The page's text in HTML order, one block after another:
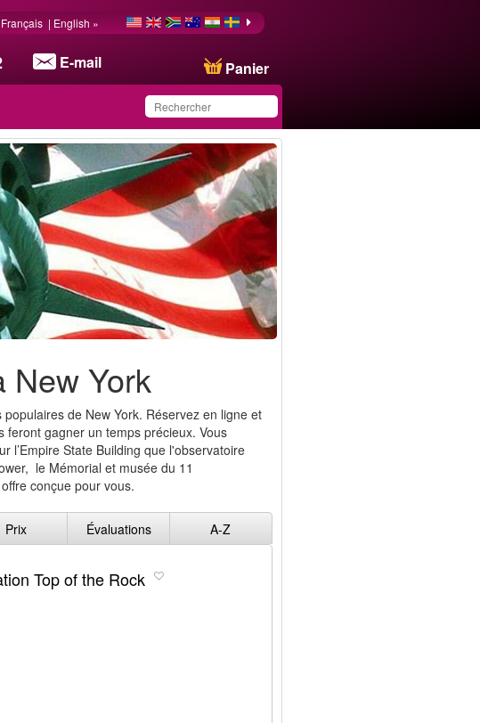
E-mail Panier
Français | English »
Ce produit a été
sauvegardé dans votre
liste.
New York
de New York. Réservez en ligne et
feront gagner un temps précieux. Vous
l’Empire State Building que l'observatoire
le Mémorial et musée du 11
conçue pour vous.
Prix Évaluations A-Z
Top of the Rock